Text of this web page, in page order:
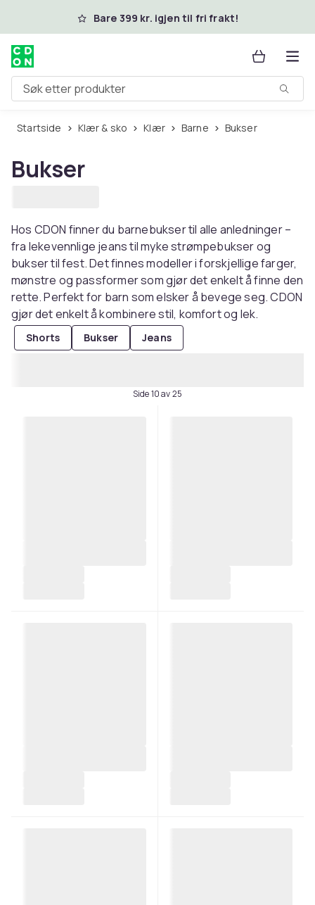
Hopp til hovedinnholdBare 399 kr. igjen til fri frakt!
Søk etter produkter
Startside Klær & sko Klær Barne Bukser
Bukser
Hos CDON finner du barnebukser til alle anledninger –
fra lekevennlige jeans til myke strømpebukser og
bukser til fest. Det finnes modeller i forskjellige farger,
mønstre og passformer som gjør det enkelt å finne den
rette. Perfekt for barn som elsker å bevege seg. CDON
gjør det enkelt å kombinere stil, komfort og lek.
Shorts Bukser Jeans
Side 10 av 25